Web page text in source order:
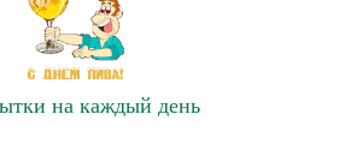
на каждый день